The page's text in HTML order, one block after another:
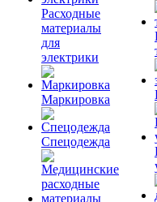
Расходные
материалы
для
электрики
Маркировка
Спецодежда